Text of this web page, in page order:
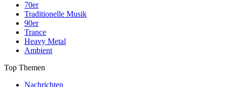
70er
Traditionelle Musik
90er
Trance
Heavy Metal
Ambient
Top Themen
Nachrichten